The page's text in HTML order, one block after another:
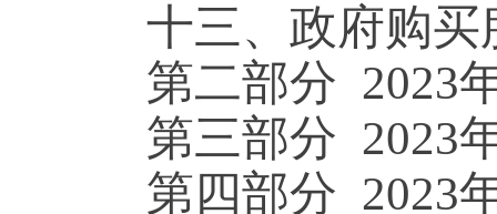
十三、政府购
第二部分 2023
第三部分 2023
第四部分 2023